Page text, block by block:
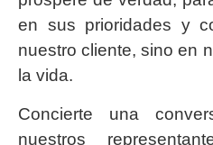
en sus prioridades y
nuestro cliente, sino en
la vida.
Concierte una
nuestros